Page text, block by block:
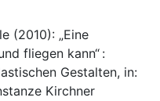
(2010): „Eine
fliegen kann“ :
Gestalten, in:
Kirchner